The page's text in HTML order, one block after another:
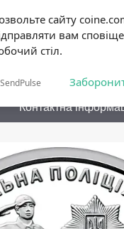
сайту
вам
стіл.
050 072-
Контактна